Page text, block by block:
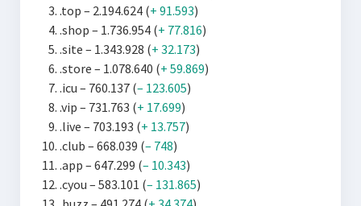
.top – 2.194.624 (+ 91.593)
.shop – 1.736.954 (+ 77.816)
.site – 1.343.928 (+ 32.173)
.store – 1.078.640 (+ 59.869)
.icu – 760.137 (– 123.605)
.vip – 731.763 (+ 17.699)
.live – 703.193 (+ 13.757)
.club – 668.039 (– 748)
.app – 647.299 (– 10.343)
.cyou – 583.101 (– 131.865)